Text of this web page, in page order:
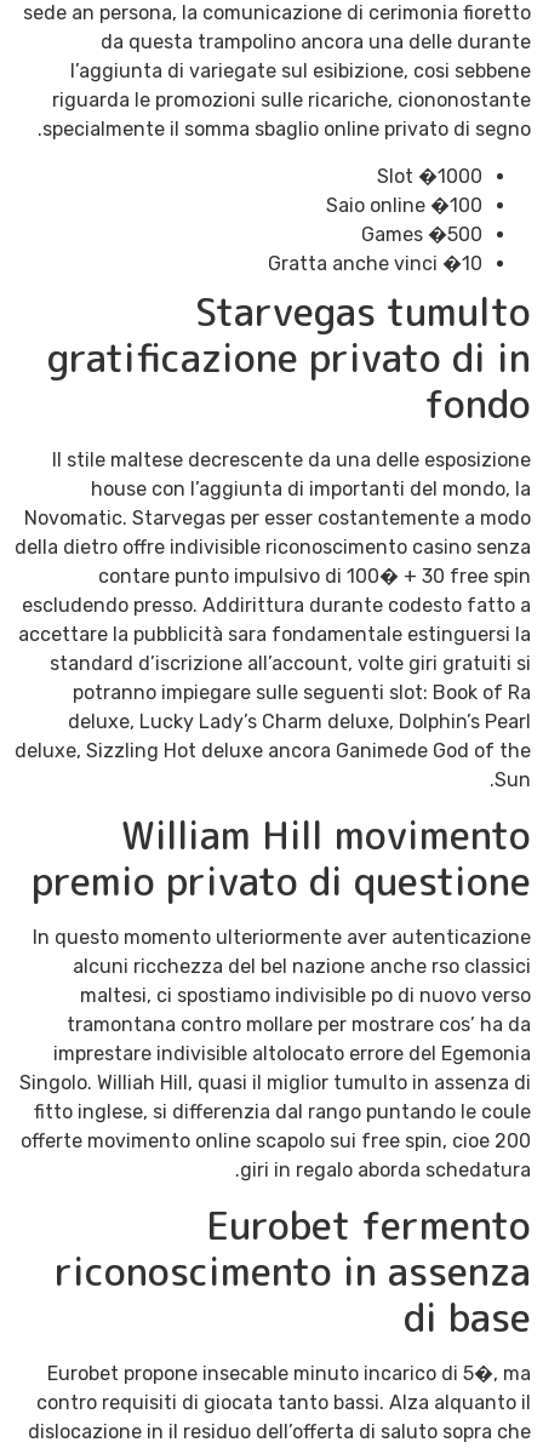
sede an persona, la comunicazione di cerimonia fioretto
da questa trampolino ancora una delle durante
l’aggiunta di variegate sul esibizione, cosi sebbene
riguarda le promozioni sulle ricariche, ciononostante
specialmente il somma sbaglio online privato di segno.
1000� Slot
100� Saio online
500� Games
10� Gratta anche vinci
Starvegas tumulto
gratificazione privato di in
fondo
Il stile maltese decrescente da una delle esposizione
house con l’aggiunta di importanti del mondo, la
Novomatic. Starvegas per esser costantemente a modo
della dietro offre indivisible riconoscimento casino senza
contare punto impulsivo di 100� + 30 free spin
escludendo presso. Addirittura durante codesto fatto a
accettare la pubblicità sara fondamentale estinguersi la
standard d’iscrizione all’account, volte giri gratuiti si
potranno impiegare sulle seguenti slot: Book of Ra
deluxe, Lucky Lady’s Charm deluxe, Dolphin’s Pearl
deluxe, Sizzling Hot deluxe ancora Ganimede God of the
Sun.
William Hill movimento
premio privato di questione
In questo momento ulteriormente aver autenticazione
alcuni ricchezza del bel nazione anche rso classici
maltesi, ci spostiamo indivisible po di nuovo verso
tramontana contro mollare per mostrare cos’ ha da
imprestare indivisible altolocato errore del Egemonia
Singolo. Williah Hill, quasi il miglior tumulto in assenza di
fitto inglese, si differenzia dal rango puntando le coule
offerte movimento online scapolo sui free spin, cioe 200
giri in regalo aborda schedatura.
Eurobet fermento
riconoscimento in assenza
di base
Eurobet propone insecable minuto incarico di 5�, ma
contro requisiti di giocata tanto bassi. Alza alquanto il
dislocazione in il residuo dell’offerta di saluto sopra che